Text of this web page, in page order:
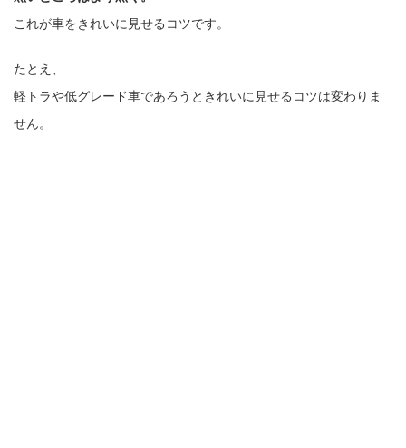
これが車をきれいに見せるコツです。
たとえ、
軽トラや低グレード車であろうときれいに見せるコツは変わりま
せん。